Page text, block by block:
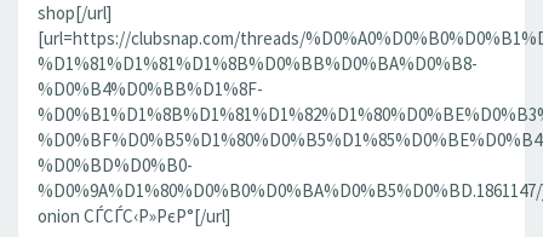
shop[/url]
[url=https://clubsnap.com/threads/
%D1%81%D1%81%D1%8B%D0%BB%D0%BA%D0%B8-
%D0%B4%D0%BB%D1%8F-
%D0%BD%D0%B0-
onion СЃСЃС‹Р»РєР°[/url]